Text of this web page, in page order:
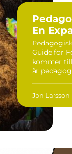
En
Guide för
kommer
är
ständigt
o...
Jon Larsson